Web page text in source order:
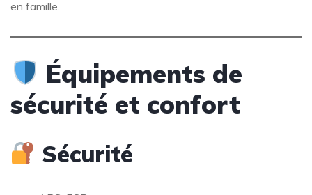
en famille.
Équipements de
sécurité et confort
Sécurité